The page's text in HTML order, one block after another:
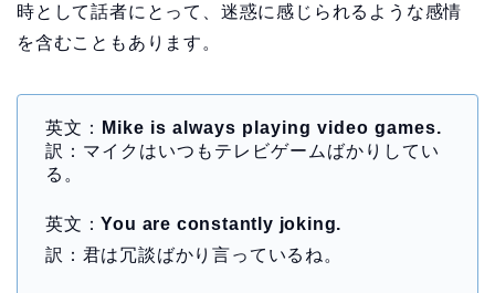
時として話者にとって、迷惑に感じられるような感情
を含むこともあります。
英文：
Mike is always playing video games.
訳：マイクはいつもテレビゲームばかりしてい
る。
英文：You are constantly joking.
訳：君は冗談ばかり言っているね。